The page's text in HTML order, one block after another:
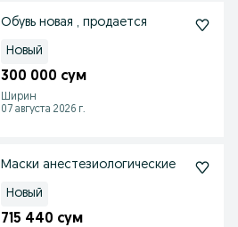
Обувь новая , продается
Новый
300 000 сум
Ширин
07 августа 2026 г.
Маски анестезиологические
Новый
715 440 сум